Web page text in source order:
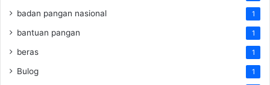
badan pangan nasional 1
bantuan pangan 1
beras 1
Bulog 1